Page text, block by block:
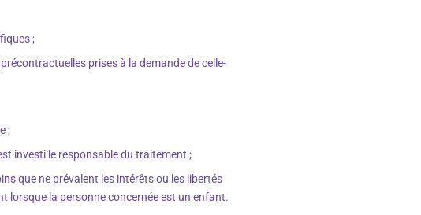
;
prises à la demande de celle-
;
investi le responsable du traitement ;
que ne prévalent les intérêts ou les libertés
lorsque la personne concernée est un enfant.